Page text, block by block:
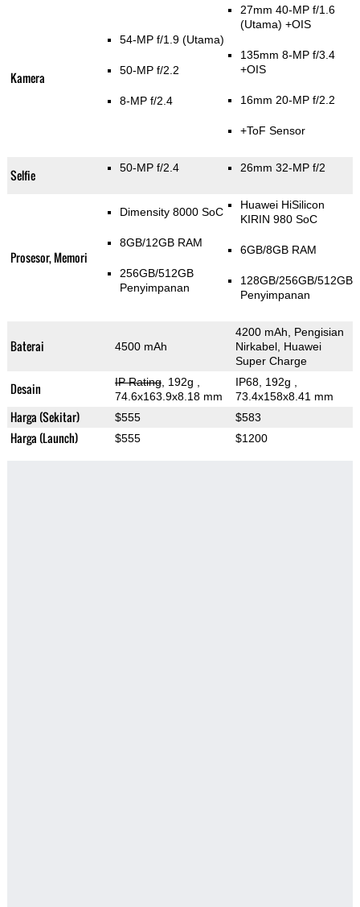
Kamera
54-MP f/1.9 (Utama)
50-MP f/2.2
8-MP f/2.4
27mm 40-MP f/1.6
(Utama) +OIS
135mm 8-MP f/3.4
+OIS
16mm 20-MP f/2.2
+ToF Sensor
Selfie 50-MP f/2.4 26mm 32-MP f/2
Prosesor, Memori
Dimensity 8000 SoC
8GB/12GB RAM
256GB/512GB
Penyimpanan
Huawei HiSilicon
KIRIN 980 SoC
6GB/8GB RAM
128GB/256GB/512GB
Penyimpanan
Baterai 4500 mAh
4200 mAh, Pengisian
Nirkabel, Huawei
Super Charge
Desain IP Rating, 192g
74.6x163.9x8.18 mm
IP68, 192g
73.4x158x8.41 mm
Harga (Sekitar) $555 $583
Harga (Launch) $555 $1200